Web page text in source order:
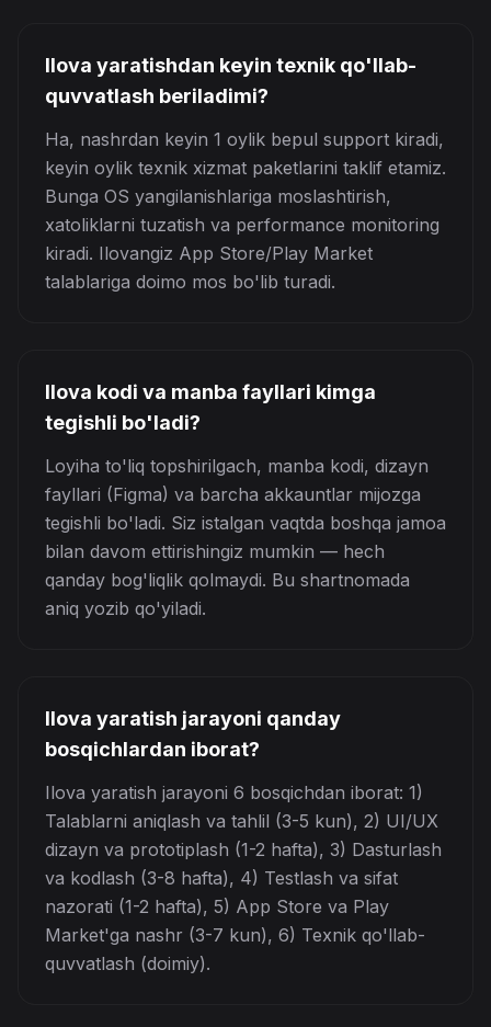
Ilova yaratishdan keyin texnik qo'llab-
quvvatlash beriladimi?
Ha, nashrdan keyin 1 oylik bepul support kiradi,
keyin oylik texnik xizmat paketlarini taklif etamiz.
Bunga OS yangilanishlariga moslashtirish,
xatoliklarni tuzatish va performance monitoring
kiradi. Ilovangiz App Store/Play Market
talablariga doimo mos bo'lib turadi.
Ilova kodi va manba fayllari kimga
tegishli bo'ladi?
Loyiha to'liq topshirilgach, manba kodi, dizayn
fayllari (Figma) va barcha akkauntlar mijozga
tegishli bo'ladi. Siz istalgan vaqtda boshqa jamoa
bilan davom ettirishingiz mumkin — hech
qanday bog'liqlik qolmaydi. Bu shartnomada
aniq yozib qo'yiladi.
Ilova yaratish jarayoni qanday
bosqichlardan iborat?
Ilova yaratish jarayoni 6 bosqichdan iborat: 1)
Talablarni aniqlash va tahlil (3-5 kun), 2) UI/UX
dizayn va prototiplash (1-2 hafta), 3) Dasturlash
va kodlash (3-8 hafta), 4) Testlash va sifat
nazorati (1-2 hafta), 5) App Store va Play
Market'ga nashr (3-7 kun), 6) Texnik qo'llab-
quvvatlash (doimiy).